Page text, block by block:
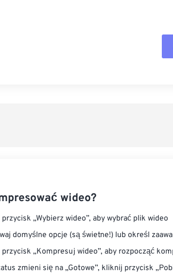
wideo?
„Wybierz wideo”, aby wybrać plik wideo
domyślne opcje (są świetne!) lub określ
„Kompresuj wideo”, aby rozpocząć
zmieni się na „Gotowe”, kliknij przycisk